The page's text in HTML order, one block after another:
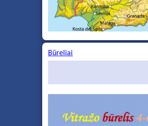
Būreliai